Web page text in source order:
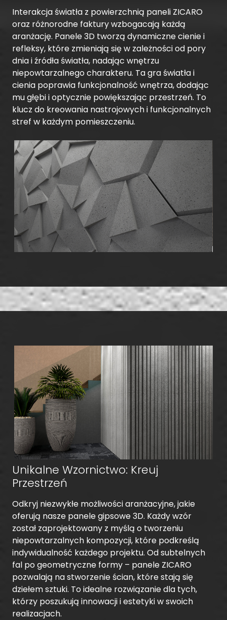
Interakcja światła z powierzchnią paneli ZICARO
oraz różnorodne faktury wzbogacają każdą
aranżację. Panele 3D tworzą dynamiczne cienie i
refleksy, które zmieniają się w zależności od pory
dnia i źródła światła, nadając wnętrzu
niepowtarzalnego charakteru. Ta gra światła i
cienia poprawia funkcjonalność wnętrza, dodając
mu głębi i optycznie powiększając przestrzeń. To
klucz do kreowania nastrojowych i funkcjonalnych
stref w każdym pomieszczeniu.
Unikalne Wzornictwo: Kreuj
Przestrzeń
Odkryj niezwykłe możliwości aranżacyjne, jakie
oferują nasze panele gipsowe 3D. Każdy wzór
został zaprojektowany z myślą o tworzeniu
niepowtarzalnych kompozycji, które podkreślą
indywidualność każdego projektu. Od subtelnych
fal po geometryczne formy – panele ZICARO
pozwalają na stworzenie ścian, które stają się
dziełem sztuki. To idealne rozwiązanie dla tych,
którzy poszukują innowacji i estetyki w swoich
realizacjach.